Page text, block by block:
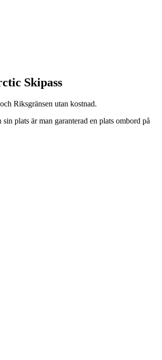
Skipass
Riksgränsen utan kostnad.
plats är man garanterad en plats ombord på